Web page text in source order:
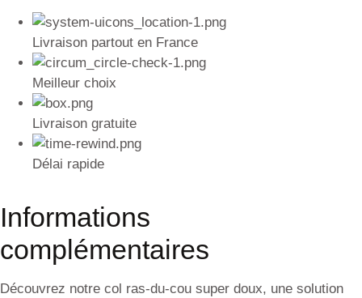
Livraison partout en France
Meilleur choix
Livraison gratuite
Délai rapide
Informations
complémentaires
Découvrez notre col ras-du-cou super doux, une solution